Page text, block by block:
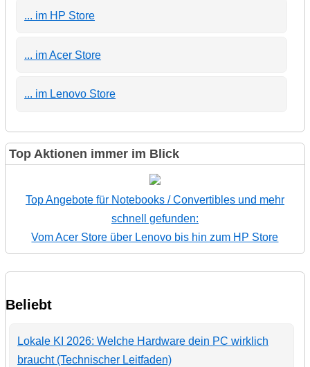
... im HP Store
... im Acer Store
... im Lenovo Store
Top Aktionen immer im Blick
Top Angebote für Notebooks / Convertibles und mehr
schnell gefunden:
Vom Acer Store über Lenovo bis hin zum HP Store
Beliebt
Lokale KI 2026: Welche Hardware dein PC wirklich
braucht (Technischer Leitfaden)